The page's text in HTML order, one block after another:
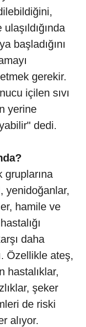
başladığını
gerekir.
içilen sıvı
yerine
dedi.
gruplarına
yenidoğanlar,
hamile ve
daha
Özellikle ateş,
hastalıklar,
şeker
de riski
alıyor.